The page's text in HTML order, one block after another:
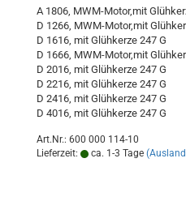
A 1806, MWM-Motor,mit
D 1266, MWM-Motor,mit
D 1616, mit Glühkerze 247 G
D 1666, MWM-Motor,mit
D 2016, mit Glühkerze 247 G
D 2216, mit Glühkerze 247 G
D 2416, mit Glühkerze 247 G
D 4016, mit Glühkerze 247 G
Art.Nr.: 600 000 114-10
Lieferzeit:
ca. 1-3 Tage